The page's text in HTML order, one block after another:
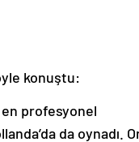
konuştu:
en profesyonel
da oynadı.